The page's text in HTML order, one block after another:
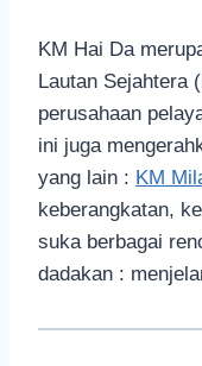
KM Hai Da
Lautan Sejahtera
perusahaan
ini juga
yang lain : KM
keberangkatan,
suka berbagai
dadakan :